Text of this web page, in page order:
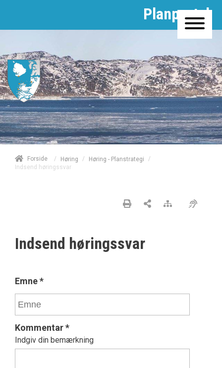
Planportal
Forside / Høring / Høring - Planstrategi
/
Indsend høringssvar
Indsend høringssvar
Emne*
Kommentar*
Indgiv din bemærkning